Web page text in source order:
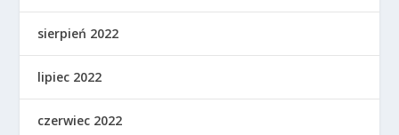
sierpień 2022
lipiec 2022
czerwiec 2022